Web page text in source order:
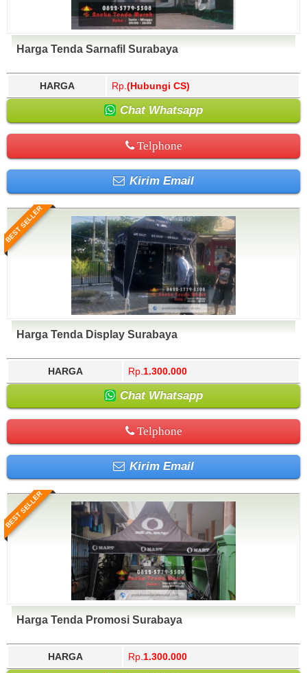
Harga Tenda Sarnafil Surabaya
HARGA Rp. (Hubungi CS)
Chat Whatsapp
Telphone
Kirim Email
BEST SELLER
Harga Tenda Display Surabaya
HARGA Rp. 1.300.000
Chat Whatsapp
Telphone
Kirim Email
BEST SELLER
Harga Tenda Promosi Surabaya
HARGA Rp. 1.300.000